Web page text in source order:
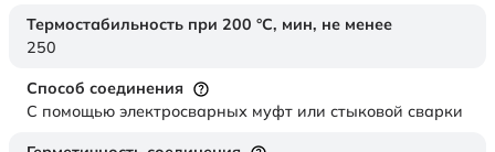
Термостабильность при 200 °С, мин, не менее
250
Способ соединения
С помощью электросварных муфт или стыковой сварки